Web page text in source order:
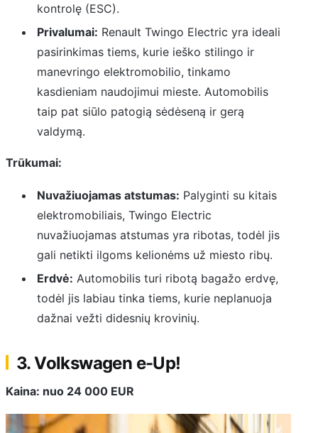
kontrolę (ESC).
Privalumai: Renault Twingo Electric yra ideali
pasirinkimas tiems, kurie ieško stilingo ir
manevringo elektromobilio, tinkamo
kasdieniam naudojimui mieste. Automobilis
taip pat siūlo patogią sėdėseną ir gerą
valdymą.
Trūkumai:
Nuvažiuojamas atstumas: Palyginti su kitais
elektromobiliais, Twingo Electric
nuvažiuojamas atstumas yra ribotas, todėl jis
gali netikti ilgoms kelionėms už miesto ribų.
Erdvė: Automobilis turi ribotą bagažo erdvę,
todėl jis labiau tinka tiems, kurie neplanuoja
dažnai vežti didesnių krovinių.
3. Volkswagen e-Up!
Kaina: nuo 24 000 EUR